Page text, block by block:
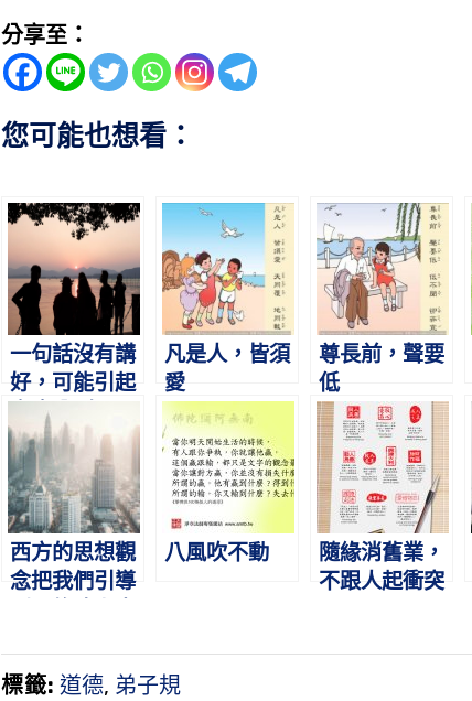
分享至：
您可能也想看：
一句話沒有講
好，可能引起
家庭分裂。
凡是人，皆須
愛
尊長前，聲要
低
西方的思想觀
念把我們引導
八風吹不動
隨緣消舊業，
不跟人起衝突
標籤: 道德, 弟子規